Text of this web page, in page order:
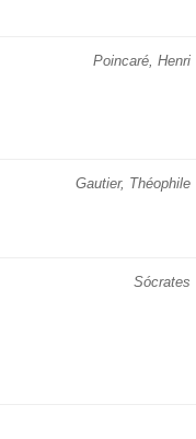
Poincaré, Henri
Gautier, Théophile
Sócrates